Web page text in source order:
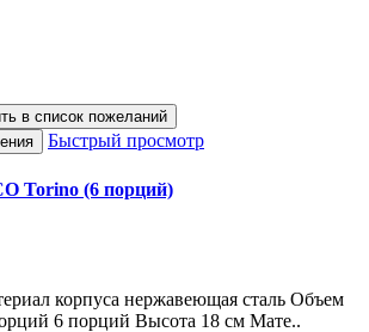
в список пожеланий
Быстрый просмотр
Torino (6 порций)
корпуса нержавеющая сталь Объем
6 порций Высота 18 см Мате..